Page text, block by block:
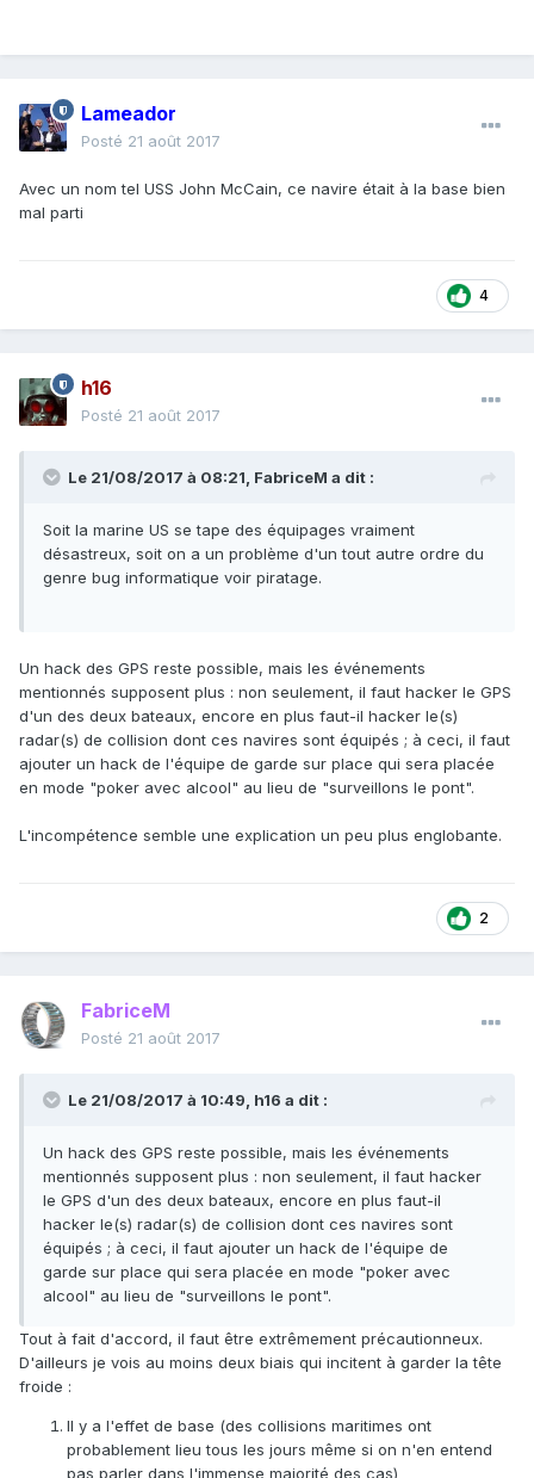
Lameador
Posté 21 août 2017
Avec un nom tel USS John McCain, ce navire était à la base bien
mal parti
4
h16
Posté 21 août 2017
Le 21/08/2017 à 08:21, FabriceM a dit :
Soit la marine US se tape des équipages vraiment
désastreux, soit on a un problème d'un tout autre ordre du
genre bug informatique voir piratage.
Un hack des GPS reste possible, mais les événements
mentionnés supposent plus : non seulement, il faut hacker le GPS
d'un des deux bateaux, encore en plus faut-il hacker le(s)
radar(s) de collision dont ces navires sont équipés ; à ceci, il faut
ajouter un hack de l'équipe de garde sur place qui sera placée
en mode "poker avec alcool" au lieu de "surveillons le pont".
L'incompétence semble une explication un peu plus englobante.
2
FabriceM
Posté 21 août 2017
Le 21/08/2017 à 10:49, h16 a dit :
Un hack des GPS reste possible, mais les événements
mentionnés supposent plus : non seulement, il faut hacker
le GPS d'un des deux bateaux, encore en plus faut-il
hacker le(s) radar(s) de collision dont ces navires sont
équipés ; à ceci, il faut ajouter un hack de l'équipe de
garde sur place qui sera placée en mode "poker avec
alcool" au lieu de "surveillons le pont".
Tout à fait d'accord, il faut être extrêmement précautionneux.
D'ailleurs je vois au moins deux biais qui incitent à garder la tête
froide :
Il y a l'effet de base (des collisions maritimes ont
probablement lieu tous les jours même si on n'en entend
pas parler dans l'immense majorité des cas)